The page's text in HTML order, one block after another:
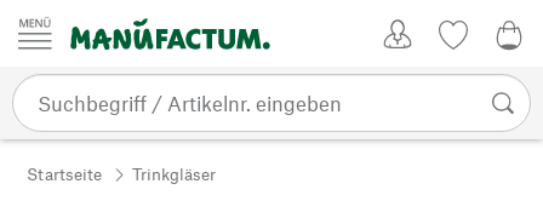
Zum Inhalt springen
Startseite Trinkgläser